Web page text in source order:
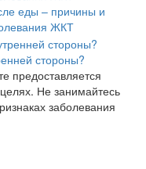
еды – причины и
ЖКТ
стороны?
предоставляется
Не занимайтесь
заболевания